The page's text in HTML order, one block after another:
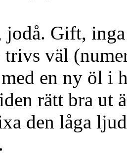
jodå. Gift,
trivs väl
en ny öl i
rätt bra ut
den låga